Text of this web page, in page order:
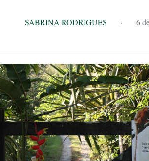
SABRINA RODRIGUES · 6